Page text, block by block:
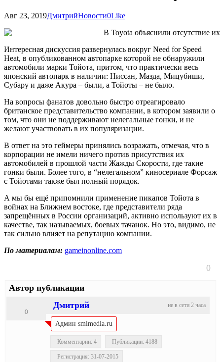
Авг 23, 2019ДмитрийНовости0Like
Интересная дискуссия развернулась вокруг Need for Speed
Heat, в опубликованном автопарке которой не обнаружили
автомобили марки Тойота, притом, что практически весь
японский автопарк в наличии: Ниссан, Мазда, Мицубиши,
Субару и даже Акура – были, а Тойоты – не было.
На вопросы фанатов довольно быстро отреагировало
британское представительство компании, в котором заявили о
том, что они не поддерживают нелегальные гонки, и не
желают участвовать в их популяризации.
В ответ на это геймеры принялись возражать, отмечая, что в
корпорации не имели ничего против присутствия их
автомобилей в прошлой части Жажды Скорости, где такие
гонки были. Более того, в “нелегальном” киносериале Форсаж
с Тойотами также был полный порядок.
А мы бы ещё припомнили применение пикапов Тойота в
войнах на Ближнем востоке, где представители ряда
запрещённых в России организаций, активно используют их в
качестве, так называемых, боевых тачанок. Но это, видимо, не
так сильно влияет на репутацию компании.
По материалам: gameinonline.com
0
Автор публикации
не в сети 2 часа
Дмитрий
0
Админ smimedia.ru
Комментарии: 4 Публикации: 4188
Регистрация: 31-07-2015